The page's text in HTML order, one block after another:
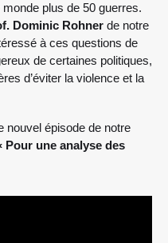
plus de 50 guerres.
Dominic Rohner de notre
à ces questions de
de certaines politiques,
d’éviter la violence et la
nouvel épisode de notre
Pour une analyse des